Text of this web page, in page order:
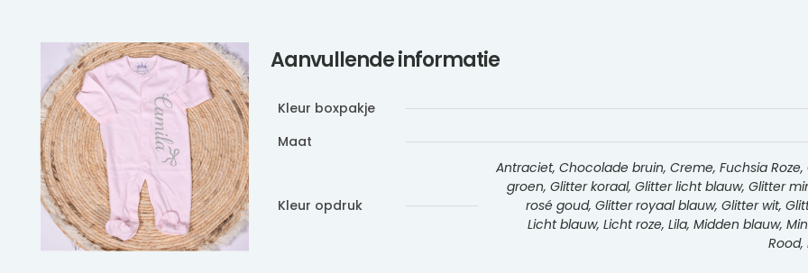
Aanvullende informatie
Kleur boxpakje
Maat
Kleur opdruk
Antraciet, Chocolade bruin, Creme, Fuchsia
groen, Glitter koraal, Glitter licht blauw, Glitter
rosé goud, Glitter royaal blauw, Glitter wit,
Licht blauw, Licht roze, Lila, Midden blauw,
Rood,